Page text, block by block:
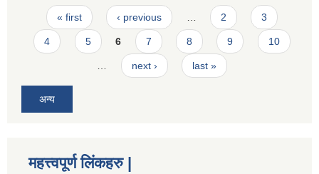
Pages
« first ‹ previous … 2 3
4 5 6 7 8 9 10
… next › last »
अन्य
महत्त्वपूर्ण लिंकहरु |